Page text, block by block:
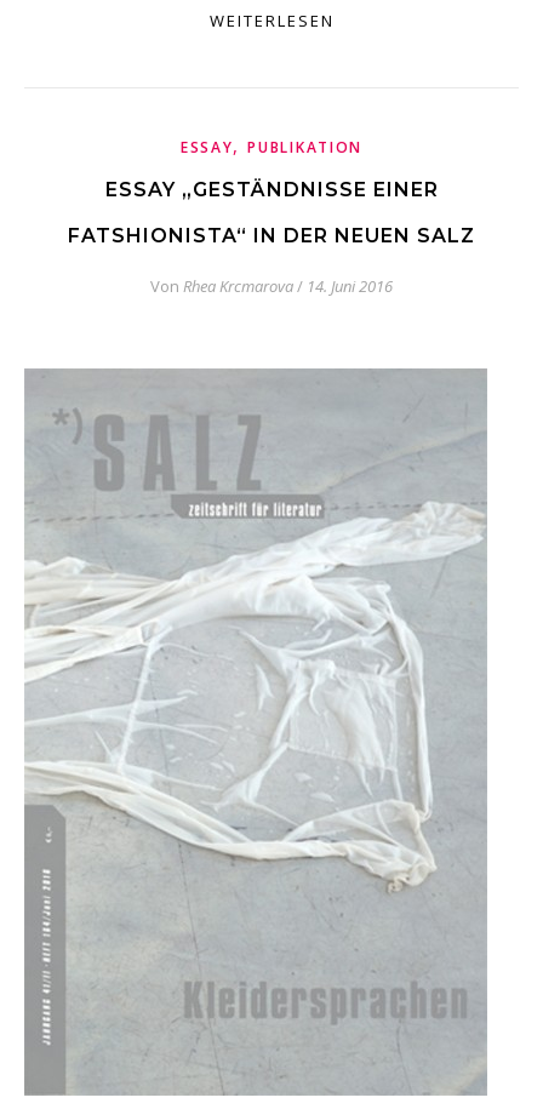
WEITERLESEN
ESSAY,PUBLIKATION
ESSAY „GESTÄNDNISSE EINER
FATSHIONISTA“ IN DER NEUEN SALZ
Von Rhea Krcmarova/ 14. Juni 2016